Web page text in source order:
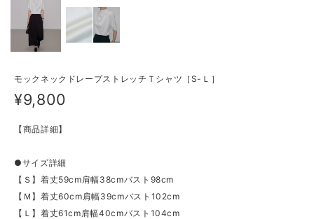
モックネックドレープストレッチＴシャツ［S-Ｌ］
¥9,800
【商品詳細】
●サイズ詳細
【Ｓ】着丈59cm肩幅38cmバスト98cm
【Ｍ】着丈60cm肩幅39cmバスト102cm
【Ｌ】着丈61cm肩幅40cmバスト104cm